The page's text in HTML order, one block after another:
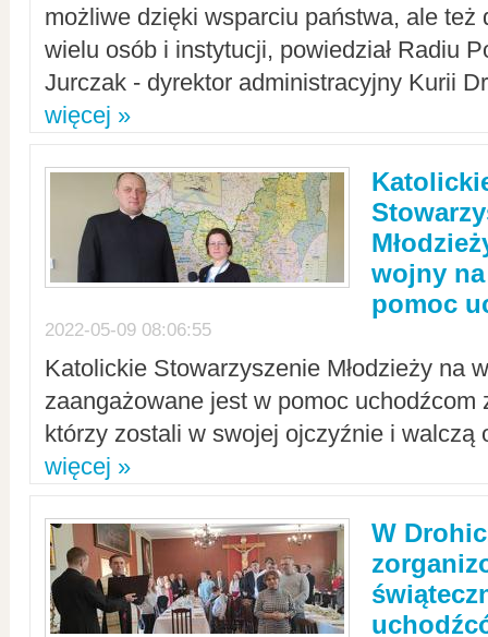
możliwe dzięki wsparciu państwa, ale też
wielu osób i instytucji, powiedział Radiu
Jurczak - dyrektor administracyjny Kurii
więcej »
wojny
pomoc
2022-05-09 08:06:55
Katolickie Stowarzyszenie Młodzieży na
zaangażowane jest w pomoc uchodźcom
którzy zostali w swojej ojczyźnie i walczą
więcej »
W